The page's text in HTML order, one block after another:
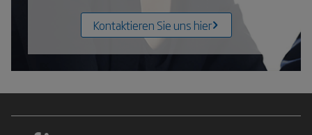
Kontaktieren Sie uns hier